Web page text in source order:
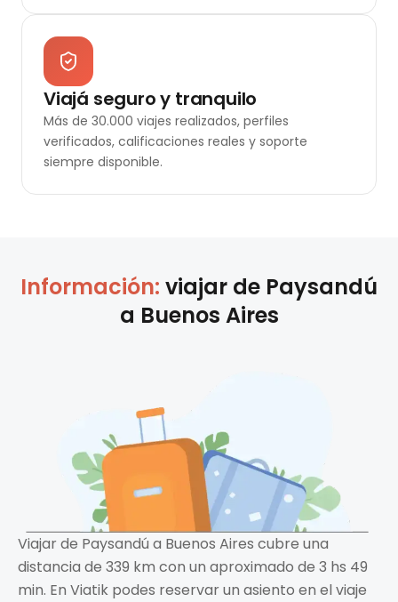
Viajá seguro y tranquilo
Más de 30.000 viajes realizados, perfiles
verificados, calificaciones reales y soporte
siempre disponible.
Información: viajar de Paysandú
a Buenos Aires
Viajar de Paysandú a Buenos Aires cubre una
distancia de 339 km con un aproximado de 3 hs 49
min. En Viatik podes reservar un asiento en el viaje